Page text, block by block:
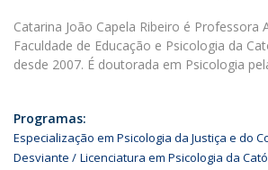
Catarina João Capela Ribeiro é Professora
Faculdade de Educação e Psicologia da
desde 2007. É doutorada em Psicologia
Programas:
Especialização em Psicologia da Justiça e do
Desviante
Licenciatura em Psicologia da